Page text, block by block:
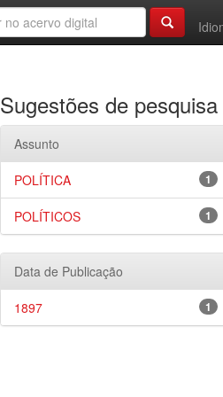
Sugestões de pesquisa
Assunto
1
POLÍTICA
1
POLÍTICOS
Data de Publicação
1
1897